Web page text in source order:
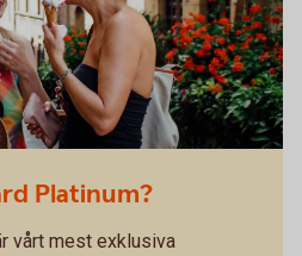
Platinum?
vårt mest exklusiva